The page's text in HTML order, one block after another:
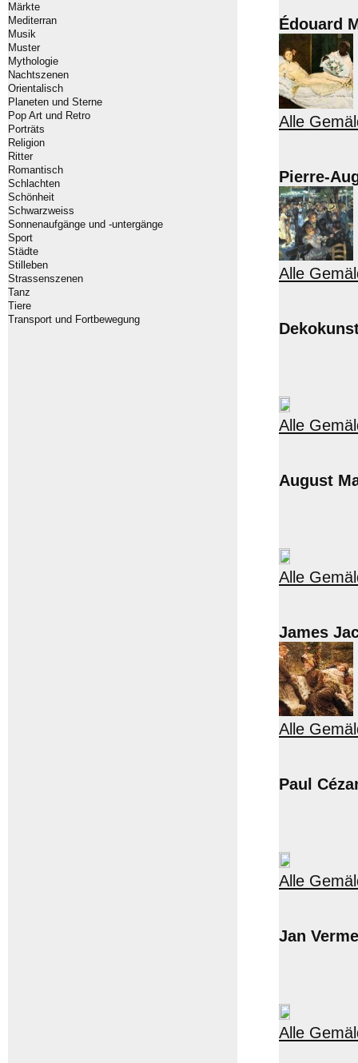
Märkte
Mediterran
Musik
Muster
Mythologie
Nachtszenen
Orientalisch
Planeten und Sterne
Pop Art und Retro
Porträts
Religion
Ritter
Romantisch
Schlachten
Schönheit
Schwarzweiss
Sonnenaufgänge und -untergänge
Sport
Städte
Stilleben
Strassenszenen
Tanz
Tiere
Transport und Fortbewegung
Édouard
Alle
Pierre-
Alle
Alle
August
Alle
James
Alle
Paul
Alle
Jan
Alle